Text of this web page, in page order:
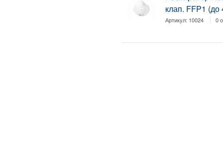
клап. FFP1
Артикул: 10024 0